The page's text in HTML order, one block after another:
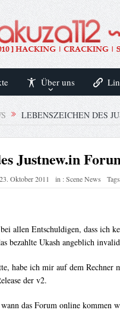
Über uns
LEBENSZEICHEN DES
Justnew.in
23. Oktober 2011 in :Scene News
allen Entschuldigen, dass ich
bezahlte Ukash angeblich
habe ich mir auf dem
der v2.
das Forum online kommen